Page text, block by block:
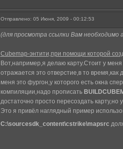
Отправлено: 05 Июня, 2009 - 00:12:53
(для просмотра ссылки Вам необходимо
Cubemap-энтити,при помощи которой
Вот,например,я делаю карту.Стоит у
отражается это отверстие,в то
меня это фургон,у которого есть окна
компиляции,надо прописать
достаточно просто пересоздать
Это я привёл наглядный пример
C:\sourcesdk_content\cstrike\mapsrc